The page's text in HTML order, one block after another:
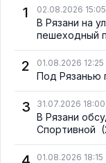
1
02.08.2026 15:05
В Рязани на
пешеходный
2 01.08.2026 12:25
Под Рязанью
3 31.07.2026 18:00
В Рязани
Спортивной
01.08.2026 18:15